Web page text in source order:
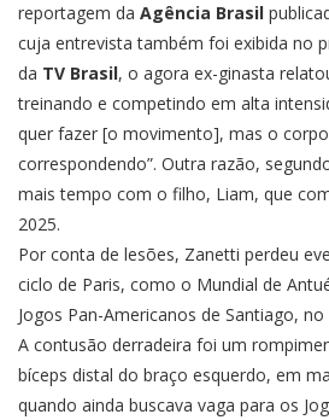
reportagem da Agência Brasil
cuja entrevista também foi exibida no
da TV Brasil, o agora ex-ginasta
treinando e competindo em alta
quer fazer [o movimento], mas o
correspondendo”. Outra razão,
mais tempo com o filho, Liam, que
2025.
Por conta de lesões, Zanetti perdeu
ciclo de Paris, como o Mundial de
Jogos Pan-Americanos de Santiago,
A contusão derradeira foi um
bíceps distal do braço esquerdo, em
quando ainda buscava vaga para os